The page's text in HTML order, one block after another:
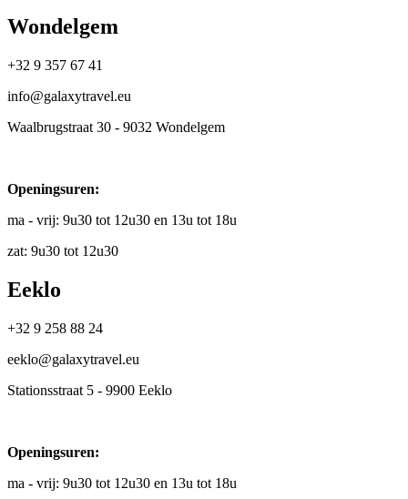
Wondelgem
+32 9 357 67 41
info@galaxytravel.eu
Waalbrugstraat 30 - 9032 Wondelgem
Openingsuren:
ma - vrij: 9u30 tot 12u30 en 13u tot 18u
zat: 9u30 tot 12u30
Eeklo
+32 9 258 88 24
eeklo@galaxytravel.eu
Stationsstraat 5 - 9900 Eeklo
Openingsuren:
ma - vrij: 9u30 tot 12u30 en 13u tot 18u